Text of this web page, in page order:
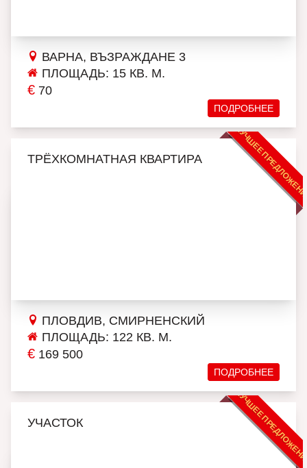
ВАРНА, ВЪЗРАЖДАНЕ 3
ПЛОЩАДЬ: 15 КВ. М.
€ 70
ПОДРОБНЕЕ
ЛУЧШЕЕ
ТРЁХКОМНАТНАЯ КВАРТИРА
ПЛОВДИВ, СМИРНЕНСКИЙ
ПЛОЩАДЬ: 122 КВ. М.
€ 169 500
ПОДРОБНЕЕ
ЛУЧШЕЕ
УЧАСТОК